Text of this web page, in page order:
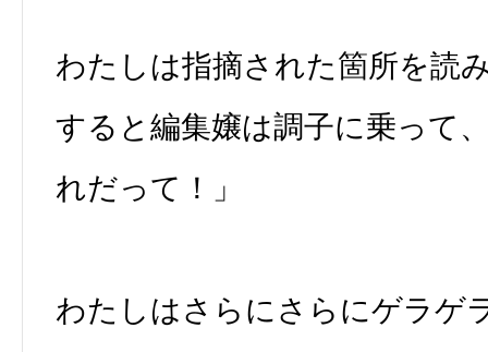
わたしは指摘された箇所を読
すると編集嬢は調子に乗って
れだって！」
わたしはさらにさらにゲラゲ